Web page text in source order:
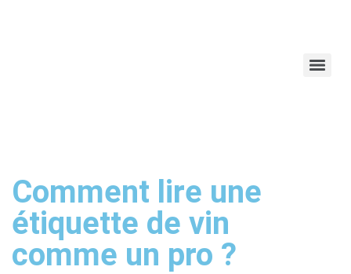
Comment lire une
étiquette de vin
comme un pro ?